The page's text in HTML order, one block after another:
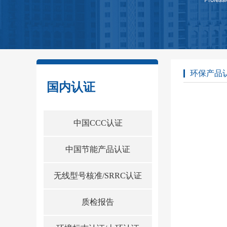
国内认证
中国CCC认证
中国节能产品认证
无线型号核准/SRRC认证
质检报告
环保产品